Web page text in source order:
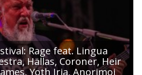
Rage feat. Lingua
Hällas, Coroner, Heir
Yoth Iria, Anorimoi